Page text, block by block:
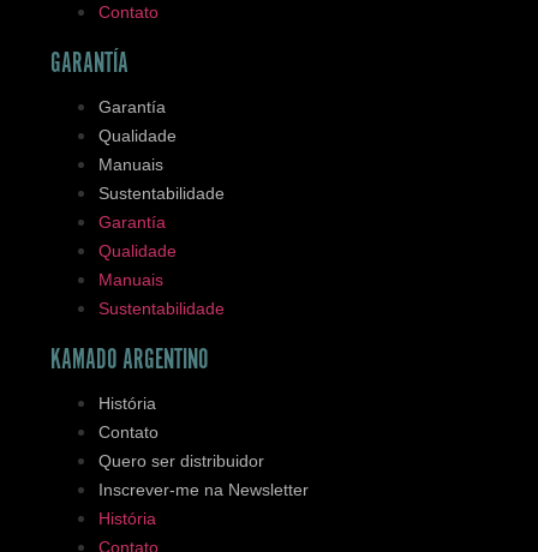
Contato
GARANTÍA
Garantía
Qualidade
Manuais
Sustentabilidade
Garantía
Qualidade
Manuais
Sustentabilidade
KAMADO ARGENTINO
História
Contato
Quero ser distribuidor
Inscrever-me na Newsletter
História
Contato